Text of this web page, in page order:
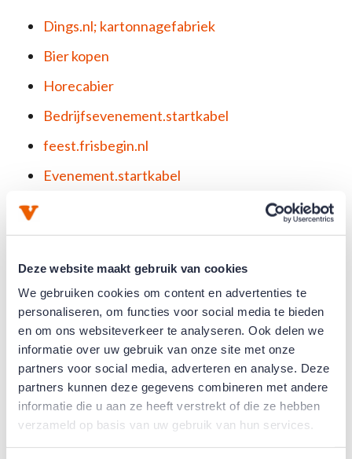
Deze website maakt gebruik van cookies
We gebruiken cookies om content en advertenties te
personaliseren, om functies voor social media te bieden
en om ons websiteverkeer te analyseren. Ook delen we
informatie over uw gebruik van onze site met onze
partners voor social media, adverteren en analyse. Deze
partners kunnen deze gegevens combineren met andere
informatie die u aan ze heeft verstrekt of die ze hebben
verzameld op basis van uw gebruik van hun services.
Dings.nl; kartonnagefabriek
Bier kopen
Horecabier
Bedrijfsevenement.startkabel
feest.frisbegin.nl
Evenement.startkabel
Drukkerijen op Openstart.nl
Drukwerk op Openstart.nl
Drukkerijen
Drukwerk
Mokken bedrukken via Relatiegeschenken.nl
Grafisch drukwerk
drukkerij.plazagids.nl
drukkerijen.beginthier.nl